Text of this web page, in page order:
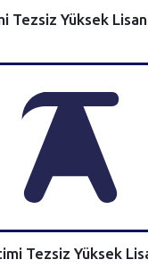
Tezsiz Yüksek
Tezsiz Yüksek